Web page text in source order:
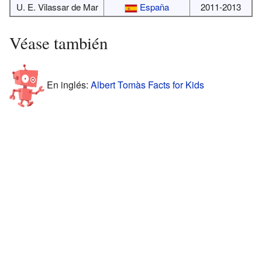
U. E. Vilassar de Mar España 2011-2013
Véase también
En inglés: Albert Tomàs Facts for Kids